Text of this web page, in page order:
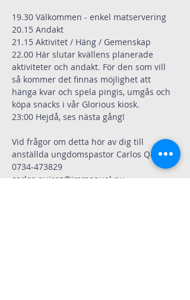
19.30 Välkommen - enkel matservering
20.15 Andakt
21.15 Aktivitet / Häng / Gemenskap
22.00 Här slutar kvällens planerade
aktiviteter och andakt. För den som vill
så kommer det finnas möjlighet att
hänga kvar och spela pingis, umgås och
köpa snacks i vår Glorious kiosk.
23:00 Hejdå, ses nästa gång!
Vid frågor om detta hör av dig till
anställda ungdomspastor Carlos Quiroz
0734-473829
carlos.quiroz@immanuel.nu